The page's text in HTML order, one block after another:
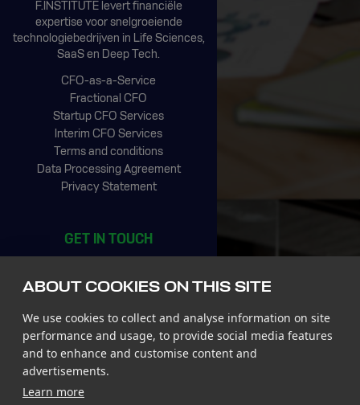
ABOUT COOKIES ON THIS SITE
We use cookies to collect and analyse information on site
performance and usage, to provide social media features
and to enhance and customise content and
advertisements.
Learn more
F.INSTITUTE levert financiële
expertise voor snelgroeiende
technologiebedrijven in Life Sciences,
SaaS en Deep Tech.
CFO-as-a-Service
Fractional CFO
Startup CFO Services
Interim CFO Services
Terms and conditions
Data Processing Agreement
Privacy Statement
GET IN TOUCH
Stationsplein 45, 4th floor
The Netherlands
Tel +31 85 065 4500
St. John’s Innovation Centre
St. Johns Innovation Park
Cowley Road